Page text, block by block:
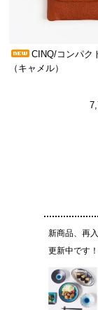
CINQ/コンパク
（キャメル）
新商品、再
更新中です